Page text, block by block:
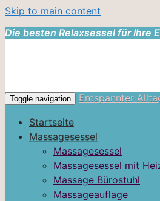
Skip to main content
Die besten Relaxsessel für Ihre
Toggle navigation
Entspannter
Startseite
Massagesessel
Massagesessel
Massagesessel mit
Massage Bürostuhl
Massageauflage